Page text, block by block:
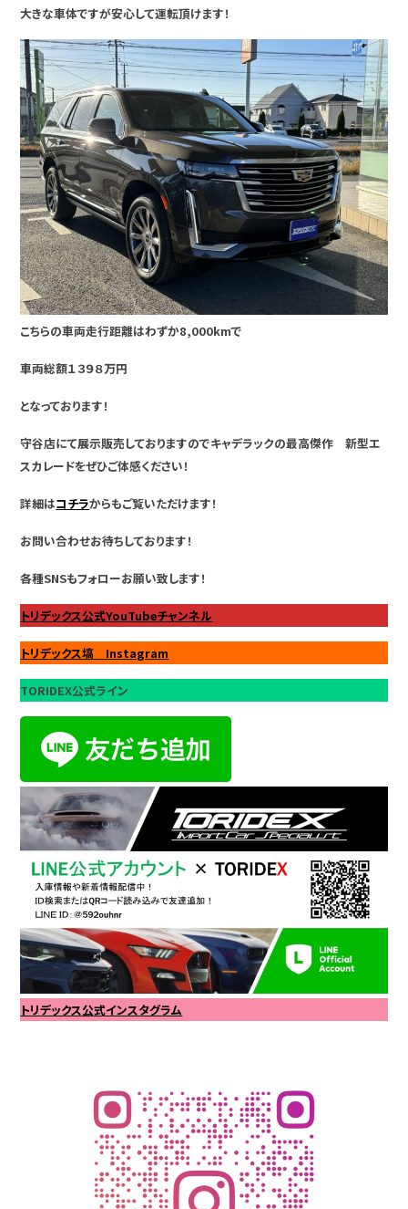
大きな車体ですが安心して運転頂けます！
こちらの車両走行距離はわずか8,000kmで
車両総額１３９８万円
となっております！
守谷店にて展示販売しておりますのでキャデラックの最高傑作 新型エ
スカレードをぜひご体感ください！
詳細はコチラからもご覧いただけます！
お問い合わせお待ちしております！
各種SNSもフォローお願い致します！
トリデックス公式YouTubeチャンネル
トリデックス塙 Instagram
TORIDEX公式ライン
トリデックス公式インスタグラム